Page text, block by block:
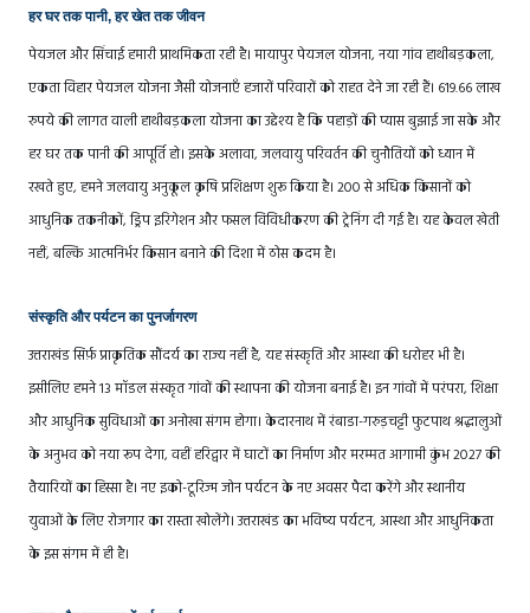
हर घर तक पानी, हर खेत तक जीवन
पेयजल और सिंचाई हमारी प्राथमिकता रही है। मायापुर पेयजल योजना, नया गांव हाथीबड़कला,
एकता विहार पेयजल योजना जैसी योजनाएँ हजारों परिवारों को राहत देने जा रही हैं। 619.66 लाख
रुपये की लागत वाली हाथीबड़कला योजना का उद्देश्य है कि पहाड़ों की प्यास बुझाई जा सके और
हर घर तक पानी की आपूर्ति हो। इसके अलावा, जलवायु परिवर्तन की चुनौतियों को ध्यान में
रखते हुए, हमने जलवायु अनुकूल कृषि प्रशिक्षण शुरू किया है। 200 से अधिक किसानों को
आधुनिक तकनीकों, ड्रिप इरिगेशन और फसल विविधीकरण की ट्रेनिंग दी गई है। यह केवल खेती
नहीं, बल्कि आत्मनिर्भर किसान बनाने की दिशा में ठोस कदम है।
संस्कृति और पर्यटन का पुनर्जागरण
उत्तराखंड सिर्फ़ प्राकृतिक सौंदर्य का राज्य नहीं है, यह संस्कृति और आस्था की धरोहर भी है।
इसीलिए हमने 13 मॉडल संस्कृत गांवों की स्थापना की योजना बनाई है। इन गांवों में परंपरा, शिक्षा
और आधुनिक सुविधाओं का अनोखा संगम होगा। केदारनाथ में रंबाडा-गरुड़चट्टी फुटपाथ श्रद्धालुओं
के अनुभव को नया रूप देगा, वहीं हरिद्वार में घाटों का निर्माण और मरम्मत आगामी कुंभ 2027 की
तैयारियों का हिस्सा है। नए इको-टूरिज्म जोन पर्यटन के नए अवसर पैदा करेंगे और स्थानीय
युवाओं के लिए रोजगार का रास्ता खोलेंगे। उत्तराखंड का भविष्य पर्यटन, आस्था और आधुनिकता
के इस संगम में ही है।